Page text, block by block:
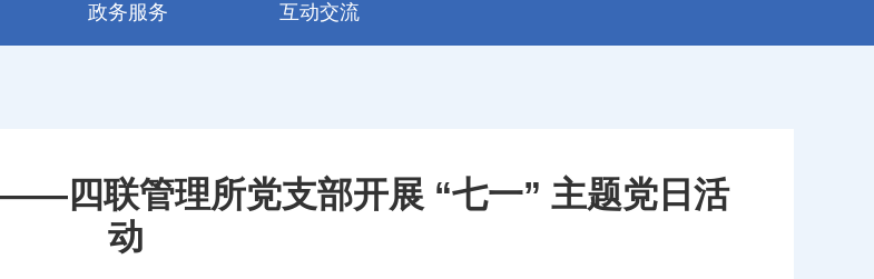
政务服务 互动交流
四联管理所党支部开展 “七一” 主题党日活
动